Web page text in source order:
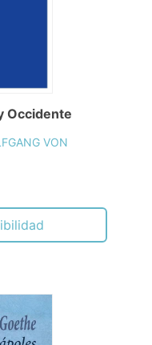
Occidente
VON